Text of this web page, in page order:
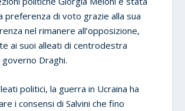
preferenza di voto grazie alla sua
nel rimanere all’opposizione,
ai suoi alleati di centrodestra
Draghi.
politici, la guerra in Ucraina ha
i consensi di Salvini che fino